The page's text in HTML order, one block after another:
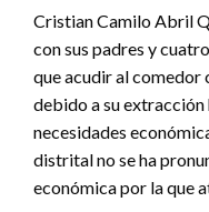
Cristian Camilo Abril
con sus padres y
que acudir al
debido a su extracción
necesidades
distrital no se ha
económica por la que